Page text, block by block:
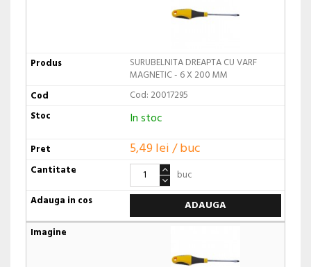
SURUBELNITA DREAPTA CU VARF
MAGNETIC - 6 X 200 MM
Cod: 20017295
In stoc
5,49 lei / buc
buc
ADAUGA